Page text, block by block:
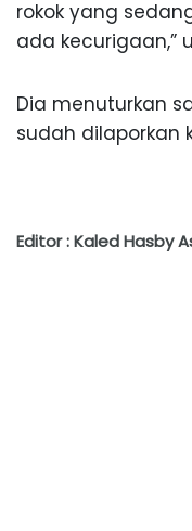
rokok yang
ada kecurigaan,”
Dia menuturkan
sudah dilaporkan
Editor : Kaled Hasby